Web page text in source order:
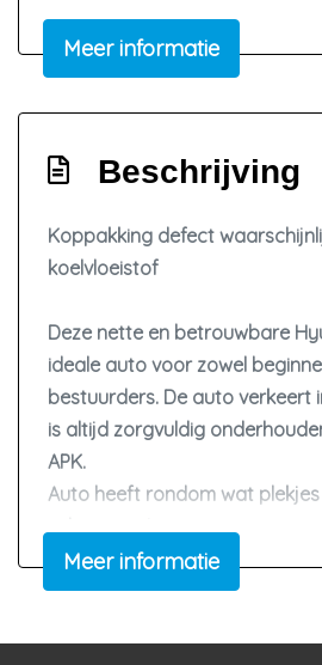
Elektronische
Hoofd airbag(s) achter
Zij airbag(s) voor
Infotainment
Radio-cd/mp3 speler
Stuur multifunctioneel
Meer informatie
Beschrijving
Koppakking defect
koelvloeistof
Deze nette en betrouwbare
ideale auto voor zowel
bestuurders. De auto verkeert
is altijd zorgvuldig
APK.
Auto heeft rondom wat
scherpe prijs.
Belangrijke gegevens:
Meer informatie